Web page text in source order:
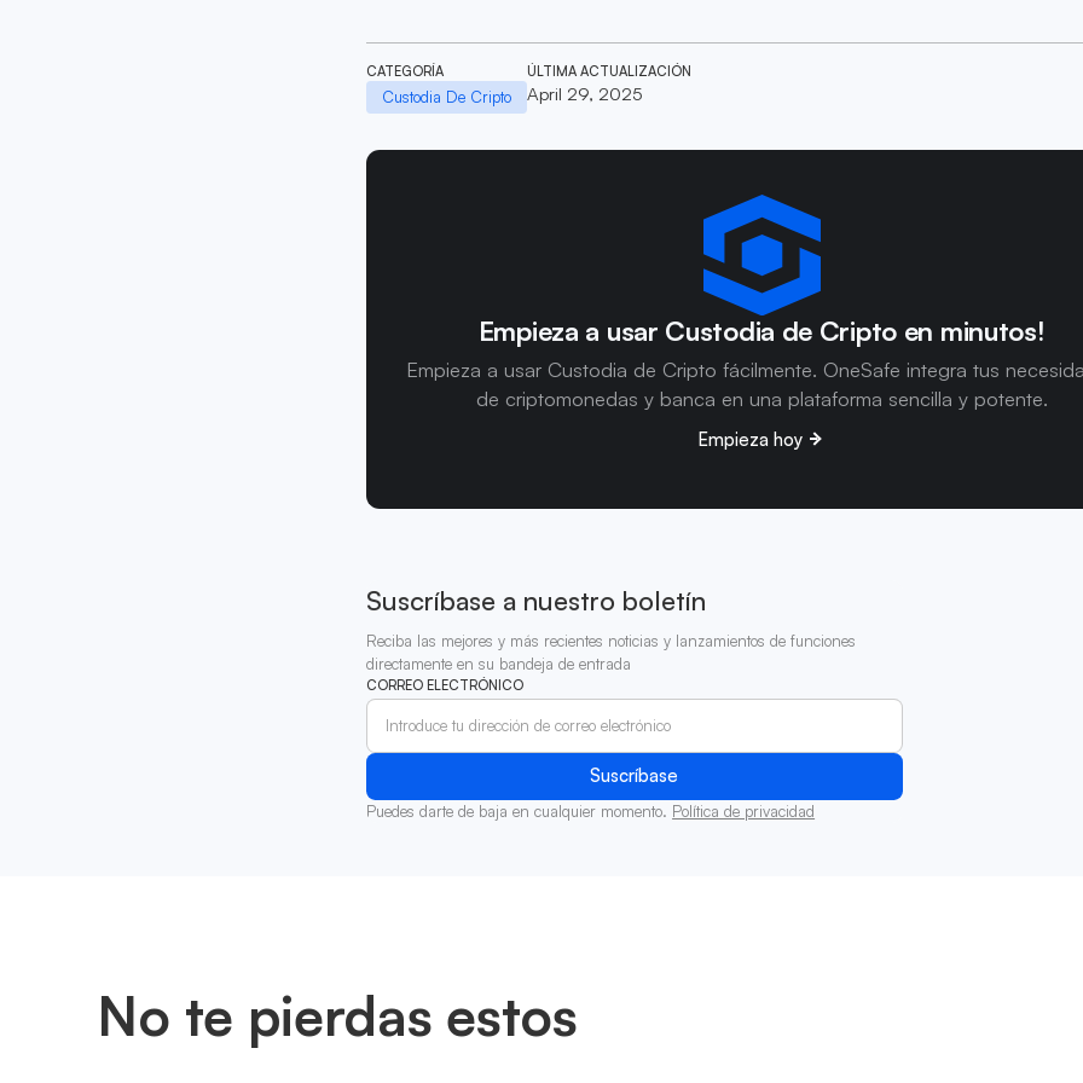
CATEGORÍA
Custodia De Cripto
ÚLTIMA ACTUALIZACIÓN
April 29, 2025
Empieza a usar Custodia de Cripto en minutos!
Empieza a usar Custodia de Cripto fácilmente. OneSafe integra tus
de criptomonedas y banca en una plataforma sencilla y potente.
Empieza hoy
Suscríbase a nuestro boletín
Reciba las mejores y más recientes noticias y lanzamientos de funciones
directamente en su bandeja de entrada
CORREO ELECTRÓNICO
Puedes darte de baja en cualquier momento. Política de privacidad
No te pierdas estos